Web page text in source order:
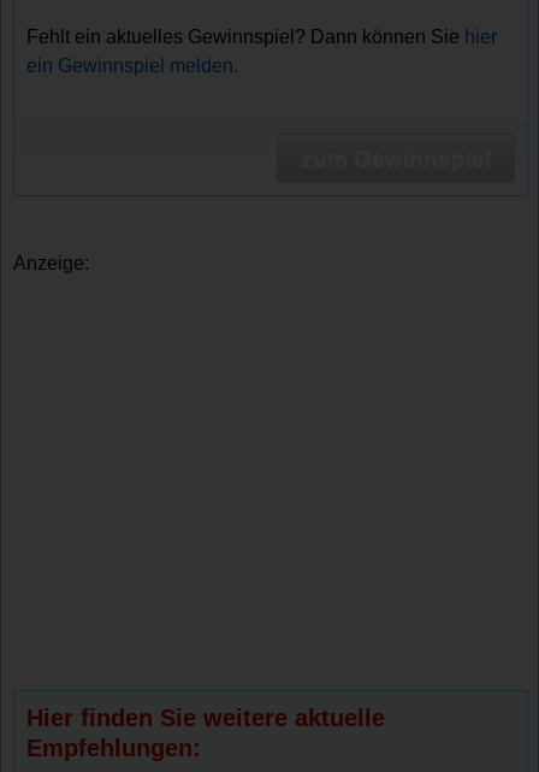
Fehlt ein aktuelles Gewinnspiel? Dann können Sie hier
ein Gewinnspiel melden.
Anzeige:
Hier finden Sie weitere aktuelle
Empfehlungen: